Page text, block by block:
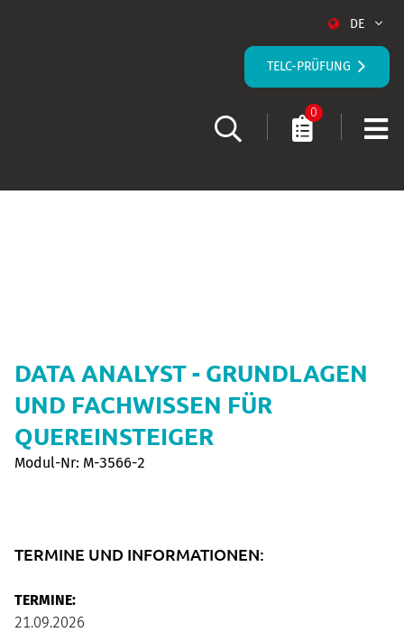
DE
TELC-PRÜFUNG
0
DATA ANALYST - GRUNDLAGEN
UND FACHWISSEN FÜR
QUEREINSTEIGER
Modul-Nr: M-3566-2
TERMINE UND INFORMATIONEN:
TERMINE:
21.09.2026